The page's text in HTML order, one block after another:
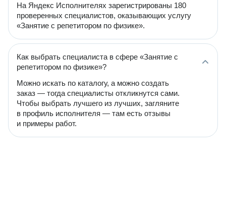
На Яндекс Исполнителях зарегистрированы 180
проверенных специалистов, оказывающих услугу
«Занятие с репетитором по физике».
Как выбрать специалиста в сфере «Занятие с
репетитором по физике»?
Можно искать по каталогу, а можно создать
заказ — тогда специалисты откликнутся сами.
Чтобы выбрать лучшего из лучших, загляните
в профиль исполнителя — там есть отзывы
и примеры работ.